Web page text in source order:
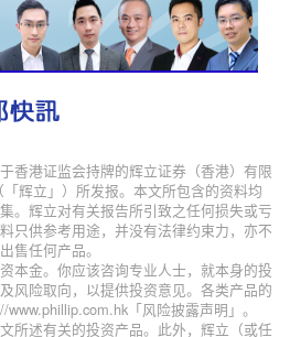
香港证监会持牌的辉立证券（香港）有限
辉立」）所发报。本文所包含的资料均
。辉立对有关报告所引致之任何损失或亏
只供参考用途，并没有法律约束力，亦不
售任何产品。
本金。你应该咨询专业人士，就本身的投
风险取向，以提供投资意见。各类产品的
「风险披露声明」。
所述有关的投资产品。此外，辉立（或任